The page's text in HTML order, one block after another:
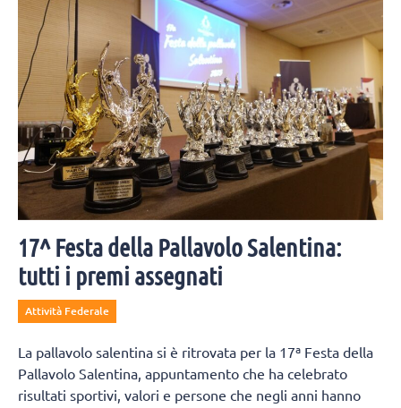
combattuto è Obossa.
17^ Festa della Pallavolo Salentina:
tutti i premi assegnati
Attività Federale
La pallavolo salentina si è ritrovata per la 17ª Festa della
Pallavolo Salentina, appuntamento che ha celebrato
risultati sportivi, valori e persone che negli anni hanno